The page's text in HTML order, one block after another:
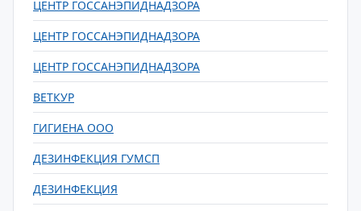
ЦЕНТР ГОССАНЭПИДНАДЗОРА
ЦЕНТР ГОССАНЭПИДНАДЗОРА
ЦЕНТР ГОССАНЭПИДНАДЗОРА
ВЕТКУР
ГИГИЕНА ООО
ДЕЗИНФЕКЦИЯ ГУМСП
ДЕЗИНФЕКЦИЯ